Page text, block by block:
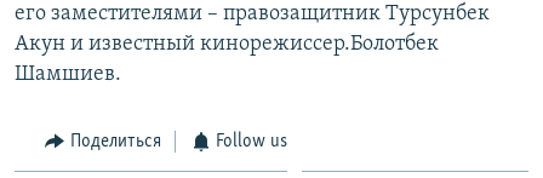
его заместителями – правозащитник Турсунбек
Акун и известный кинорежиссер.Болотбек
Шамшиев.
Поделиться Follow us